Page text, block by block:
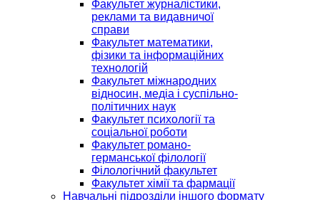
Факультет журналістики,
реклами та видавничої
справи
Факультет математики,
фізики та інформаційних
технологій
Факультет міжнародних
відносин, медіа і суспільно-
політичних наук
Факультет психології та
соціальної роботи
Факультет романо-
германської філології
Філологічний факультет
Факультет хімії та фармації
Навчальні підрозділи іншого формату